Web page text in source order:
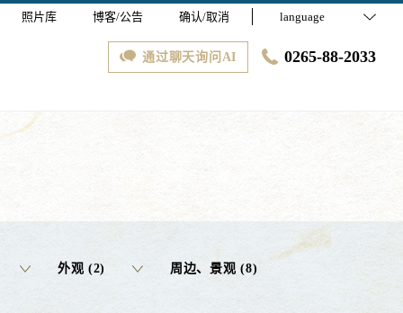
照片库 博客/公告 确认/取消 language
通过聊天询问AI 0265-88-2033
外观 (2) 周边、景观 (8)